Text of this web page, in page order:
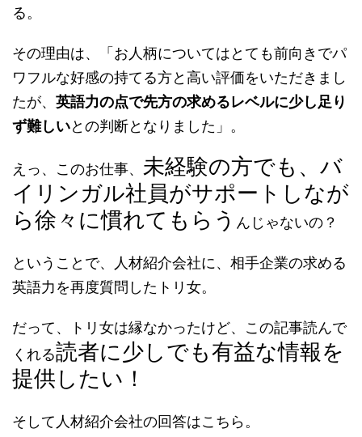
る。
その理由は、「お人柄についてはとても前向きでパ
ワフルな好感の持てる方と高い評価をいただきまし
たが、 英語力の点で先方の求めるレベルに少し足り
ず難しいとの判断となりました」。
えっ、このお仕事、 未経験の方でも、バ
イリンガル社員がサポートしなが
ら徐々に慣れてもらう んじゃないの？
ということで、人材紹介会社に、相手企業の求める
英語力を再度質問したトリ女。
だって、トリ女は縁なかったけど、この記事読んで
くれる読者に少しでも有益な情報を
提供したい！
そして人材紹介会社の回答はこちら。